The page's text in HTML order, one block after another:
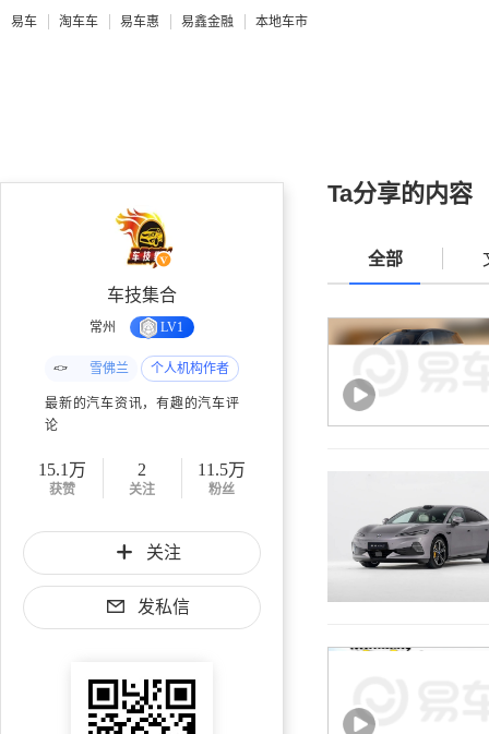
易车 淘车车 易车惠 易鑫金融 本地车市
车技集合
常州 LV1
雪佛兰 个人机构作者
最新的汽车资讯，有趣的汽车评
论
15.1万
获赞
2
关注
11.5万
粉丝
关注
发私信
Ta分享的内容
全部